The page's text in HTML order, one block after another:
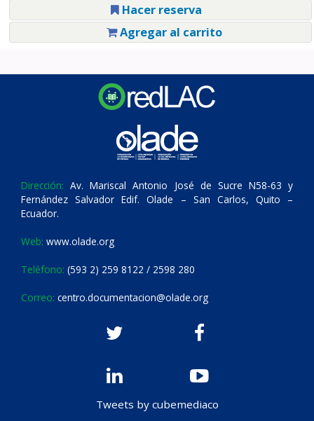
Hacer reserva
Agregar al carrito
Dirección: Av. Mariscal Antonio José de Sucre N58-63 y
Fernández Salvador Edif. Olade – San Carlos, Quito –
Ecuador.
Web: www.olade.org
Teléfono: (593 2) 259 8122 / 2598 280
Correo: centro.documentacion@olade.org
Tweets by cubemediaco